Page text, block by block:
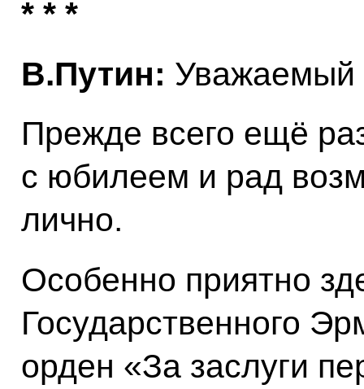
* * *
В.Путин: Уважаемый
Прежде всего ещё
с юбилеем и рад
лично.
Особенно приятно
Государственного
орден «За заслуги